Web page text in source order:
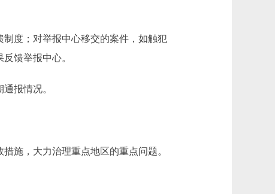
度；对举报中心移交的案件，如触犯
馈举报中心。
报情况。
施，大力治理重点地区的重点问题。